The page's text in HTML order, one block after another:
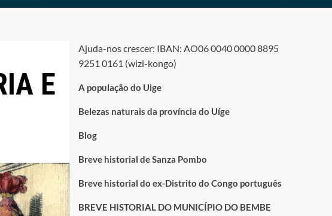
E
Ajuda-nos crescer: IBAN: AO06 0040 0000 8895
9251 0161 (wizi-kongo)
A população do Uige
Belezas naturais da província do Uíge
Blog
Breve historial de Sanza Pombo
Breve historial do ex-Distrito do Congo português
BREVE HISTORIAL DO MUNICÍPIO DO BEMBE